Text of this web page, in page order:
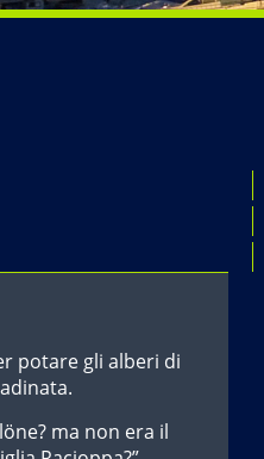
potare gli alberi di
ma non era il